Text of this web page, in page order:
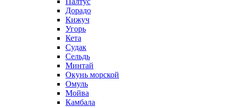
Дорадо
Кижуч
Угорь
Кета
Судак
Сельдь
Минтай
Окунь морской
Омуль
Мойва
Камбала